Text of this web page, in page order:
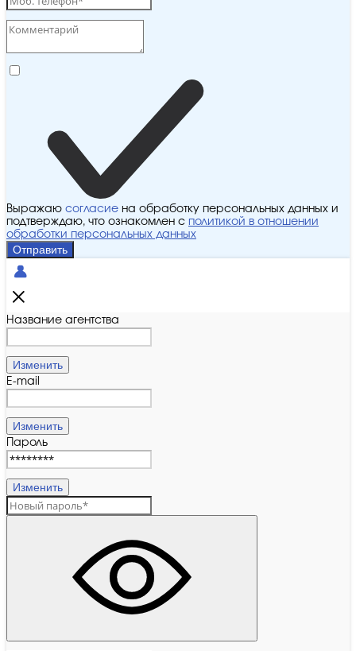
Выражаю согласие на обработку персональных данных и
подтверждаю, что ознакомлен с политикой в отношении
обработки персональных данных
Отправить
Название агентства
Изменить
E-mail
Изменить
Пароль
Изменить